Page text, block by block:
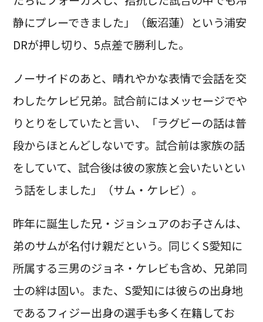
静にプレーできました」（飯沼蓮）という浦安
DRが押し切り、5点差で勝利した。
ノーサイドのあと、晴れやかな表情で会話を交
わしたケレビ兄弟。試合前にはメッセージでや
りとりをしていたと言い、「ラグビーの話は普
段からほとんどしないです。試合前は家族の話
をしていて、試合後は彼の家族と会いたいとい
う話をしました」（サム・ケレビ）。
昨年に誕生した兄・ジョシュアのお子さんは、
弟のサムが名付け親だという。同じくS愛知に
所属する三男のジョネ・ケレビも含め、兄弟同
士の絆は固い。また、S愛知には彼らの出身地
であるフィジー出身の選手も多く在籍してお